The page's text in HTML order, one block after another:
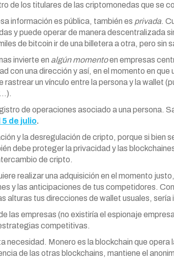
de los titulares de las criptomonedas que se
información es pública, también es privada.
y puede operar de manera descentralizada
de bitcoin ir de una billetera a otra, pero sin
invierte en algún momentoen empresas
con una dirección y así, en el momento en que
un vínculo entre la persona y la wallet
de operaciones asociado a una persona.
de julio.
y la desregulación de cripto, porque si bien
debe proteger la privacidad y las
de cripto.
realizar una adquisición en el momento
y las anticipaciones de tus competidores.
alturas tus direcciones de wallet usuales, sería
las empresas (no existiría el espionaje
competitivas.
necesidad. Monero es la blockchain que opera
de las otras blockchains, mantiene el